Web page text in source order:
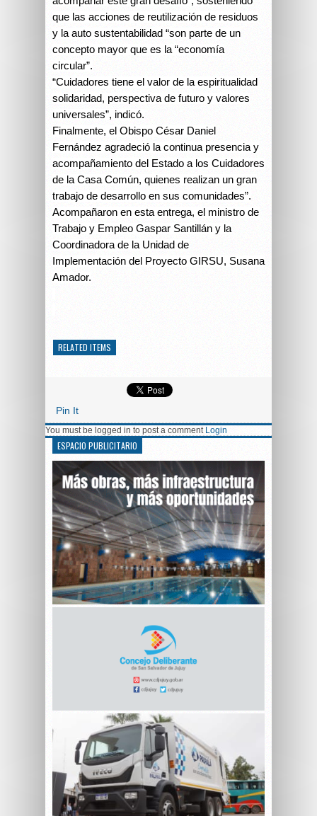
que las acciones de reutilización de residuos
y la auto sustentabilidad “son parte de un
concepto mayor que es la “economía
circular”.
“Cuidadores tiene el valor de la espiritualidad
solidaridad, perspectiva de futuro y valores
universales”, indicó.
Finalmente, el Obispo César Daniel
Fernández agradeció la continua presencia y
acompañamiento del Estado a los Cuidadores
de la Casa Común, quienes realizan un gran
trabajo de desarrollo en sus comunidades”.
Acompañaron en esta entrega, el ministro de
Trabajo y Empleo Gaspar Santillán y la
Coordinadora de la Unidad de
Implementación del Proyecto GIRSU, Susana
Amador.
RELATED ITEMS
Pin It
You must be logged in to post a comment Login
ESPACIO PUBLICITARIO